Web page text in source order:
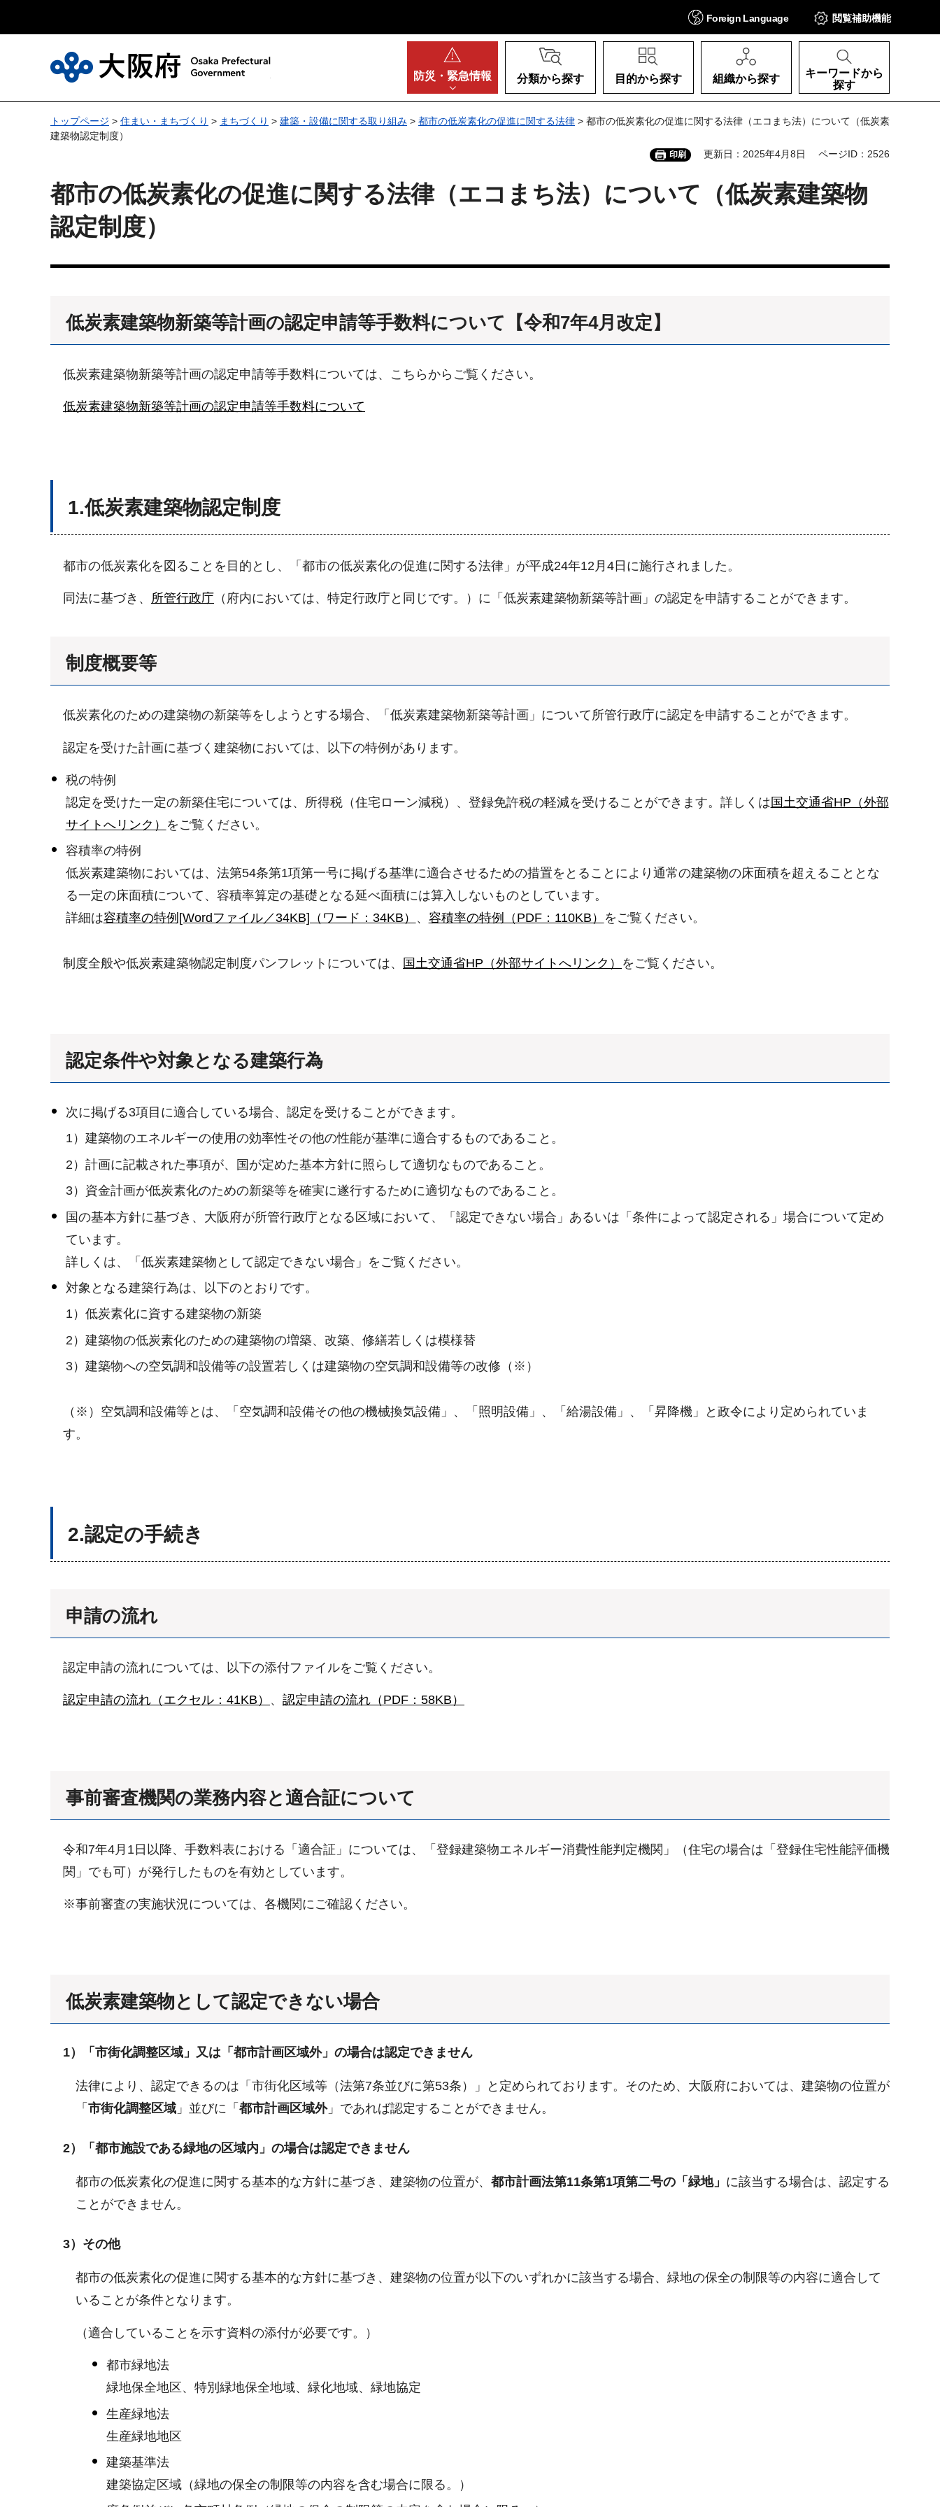
Foreign Language 閲覧補助機能
防災・ 緊急情報 分類から探す 目的から探す 組織から探す
キーワードから
探す
トップページ > 住まい・まちづくり > まちづくり > 建築・設備に関する取り組み > 都市の低炭素化の促進に関する法律 > 都市の低炭素化の促進に関する法律（エコまち法）について（低炭素
建築物認定制度）
印刷 更新日：2025年4月8日 ページID：2526
都市の低炭素化の促進に関する法律（エコまち法）について（低炭素建築物
認定制度）
低炭素建築物新築等計画の認定申請等手数料について【令和7年4月改定】
低炭素建築物新築等計画の認定申請等手数料については、こちらからご覧ください。
低炭素建築物新築等計画の認定申請等手数料について
1.低炭素建築物認定制度
都市の低炭素化を図ることを目的とし、「都市の低炭素化の促進に関する法律」が平成24年12月4日に施行されました。
同法に基づき、 所管行政庁 （府内においては、特定行政庁と同じです。）に「低炭素建築物新築等計画」の認定を申請することができます。
制度概要等
低炭素化のための建築物の新築等をしようとする場合、「低炭素建築物新築等計画」について所管行政庁に認定を申請することができます。
認定を受けた計画に基づく建築物においては、以下の特例があります。
税の特例
認定を受けた一定の新築住宅については、所得税（住宅ローン減税）、登録免許税の軽減を受けることができます。詳しくは国土交通省HP（外部
サイトへリンク）
をご覧ください。
容積率の特例
低炭素建築物においては、法第54条第1項第一号に掲げる基準に適合させるための措置をとることにより通常の建築物の床面積を超えることとな
る一定の床面積について、容積率算定の基礎となる延べ面積には算入しないものとしています。
詳細は容積率の特例[Wordファイル／34KB]（ワード：34KB） 、 容積率の特例（PDF：110KB） をご覧ください。
制度全般や低炭素建築物認定制度パンフレットについては、 国土交通省HP（外部サイトへリンク） をご覧ください。
認定条件や対象となる建築行為
次に掲げる3項目に適合している場合、認定を受けることができます。
1）建築物のエネルギーの使用の効率性その他の性能が基準に適合するものであること。
2）計画に記載された事項が、国が定めた基本方針に照らして適切なものであること。
3）資金計画が低炭素化のための新築等を確実に遂行するために適切なものであること。
国の基本方針に基づき、大阪府が所管行政庁となる区域において、「認定できない場合」あるいは「条件によって認定される」場合について定め
ています。
詳しくは、「低炭素建築物として認定できない場合」をご覧ください。
対象となる建築行為は、以下のとおりです。
1）低炭素化に資する建築物の新築
2）建築物の低炭素化のための建築物の増築、改築、修繕若しくは模様替
3）建築物への空気調和設備等の設置若しくは建築物の空気調和設備等の改修（※）
（※）空気調和設備等とは、「空気調和設備その他の機械換気設備」、「照明設備」、「給湯設備」、「昇降機」と政令により定められていま
す。
2.認定の手続き
申請の流れ
認定申請の流れについては、以下の添付ファイルをご覧ください。
認定申請の流れ（エクセル：41KB） 、 認定申請の流れ（PDF：58KB）
事前審査機関の業務内容と適合証について
令和7年4月1日以降、手数料表における「適合証」については、「登録建築物エネルギー消費性能判定機関」（住宅の場合は「登録住宅性能評価機
関」でも可）が発行したものを有効としています。
※事前審査の実施状況については、各機関にご確認ください。
低炭素建築物として認定できない場合
1）「市街化調整区域」又は「都市計画区域外」の場合は認定できません
法律により、認定できるのは「市街化区域等（法第7条並びに第53条）」と定められております。そのため、大阪府においては、建築物の位置が
「 市街化調整区域 」並びに「 都市計画区域外」であれば認定することができません。
2）「都市施設である緑地の区域内」の場合は認定できません
都市の低炭素化の促進に関する基本的な方針に基づき、建築物の位置が、 都市計画法第11条第1項第二号の「緑地」 に該当する場合は、認定する
ことができません。
3）その他
都市の低炭素化の促進に関する基本的な方針に基づき、建築物の位置が以下のいずれかに該当する場合、緑地の保全の制限等の内容に適合して
いることが条件となります。
（適合していることを示す資料の添付が必要です。）
都市緑地法
緑地保全地区、特別緑地保全地域、緑化地域、緑地協定
生産緑地法
生産緑地地区
建築基準法
建築協定区域（緑地の保全の制限等の内容を含む場合に限る。）